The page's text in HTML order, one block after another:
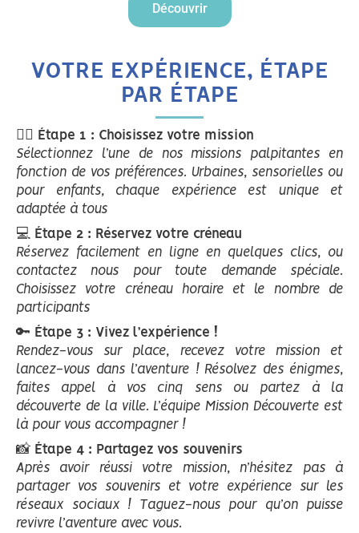
Découvrir
VOTRE EXPÉRIENCE, ÉTAPE
PAR ÉTAPE
🚶‍♂️
Étape 1 : Choisissez votre mission
Sélectionnez l’une de nos missions palpitantes en
fonction de vos préférences. Urbaines, sensorielles ou
pour enfants, chaque expérience est unique et
adaptée à tous
💻
Étape 2 : Réservez votre créneau
Réservez facilement en ligne en quelques clics, ou
contactez nous pour toute demande spéciale.
Choisissez votre créneau horaire et le nombre de
participants
🔑 Étape 3 : Vivez l’expérience !
Rendez-vous sur place, recevez votre mission et
lancez-vous dans l’aventure ! Résolvez des énigmes,
faites appel à vos cinq sens ou partez à la
découverte de la ville. L’équipe Mission Découverte est
là pour vous accompagner !
📸 Étape 4 : Partagez vos souvenirs
Après avoir réussi votre mission, n’hésitez pas à
partager vos souvenirs et votre expérience sur les
réseaux sociaux ! Taguez-nous pour qu’on puisse
revivre l’aventure avec vous.